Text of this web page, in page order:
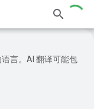
言。AI 翻译可能包